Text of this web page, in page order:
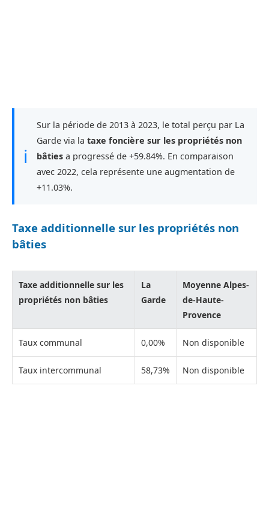
ℹ
Sur la période de 2013 à 2023, le total perçu par La
Garde via la taxe foncière sur les propriétés non
bâties a progressé de +59.84%. En comparaison
avec 2022, cela représente une augmentation de
+11.03%.
Taxe additionnelle sur les propriétés non
bâties
Taxe additionnelle sur les
propriétés non bâties
La
Garde
Moyenne Alpes-
de-Haute-
Provence
Taux communal 0,00% Non disponible
Taux intercommunal 58,73% Non disponible